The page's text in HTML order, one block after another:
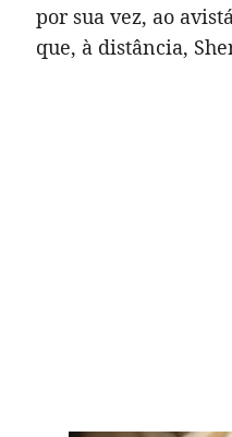
por sua vez, ao
que, à distância,